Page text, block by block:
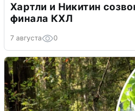
Хартли и Никитин
финала КХЛ
7 августа 0